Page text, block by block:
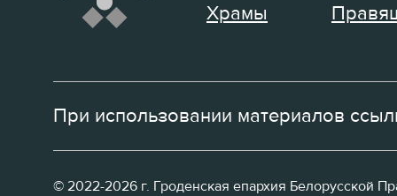
Храмы
При использовании материалов
© 2022-2026 г. Гроденская епархия Белорусской